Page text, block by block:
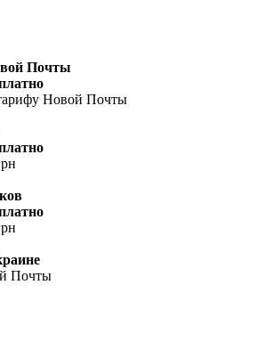
Почты
Новой Почты
Почты